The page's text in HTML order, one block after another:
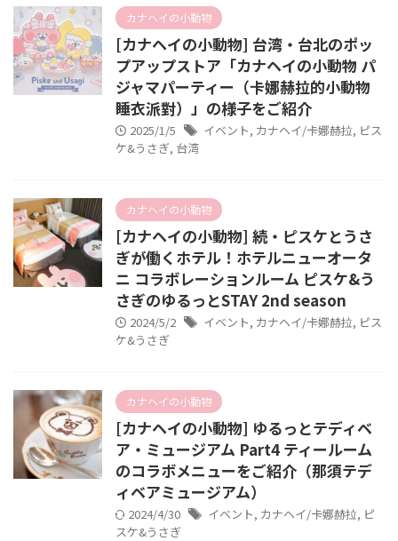
カナヘイの小動物
[カナヘイの小動物] 台湾・台北のポッ
プアップストア「カナヘイの小動物 パ
ジャマパーティー（卡娜赫拉的小動物
睡衣派對）」の様子をご紹介
2025/1/5 イベント, カナヘイ/卡娜赫拉, ピス
ケ&うさぎ, 台湾
カナヘイの小動物
[カナヘイの小動物] 続・ピスケとうさ
ぎが働くホテル！ホテルニューオータ
ニ コラボレーションルーム ピスケ&う
さぎのゆるっとSTAY 2nd season
2024/5/2 イベント, カナヘイ/卡娜赫拉, ピス
ケ&うさぎ
カナヘイの小動物
[カナヘイの小動物] ゆるっとテディベ
ア・ミュージアム Part4 ティールーム
のコラボメニューをご紹介（那須テデ
ィベアミュージアム）
2024/4/30 イベント, カナヘイ/卡娜赫拉, ピ
スケ&うさぎ